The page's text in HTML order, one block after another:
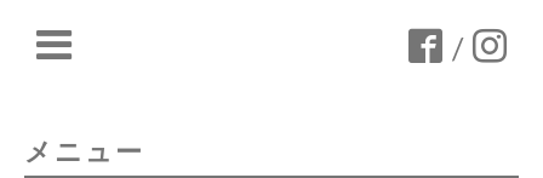
/
メニュー